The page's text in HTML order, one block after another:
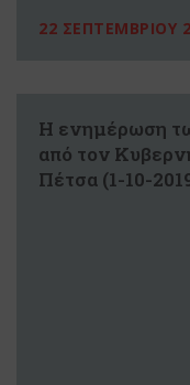
22 ΣΕΠΤΕΜΒΡΙΟΥ
Η ενημέρωση
από τον
Πέτσα (1-10-